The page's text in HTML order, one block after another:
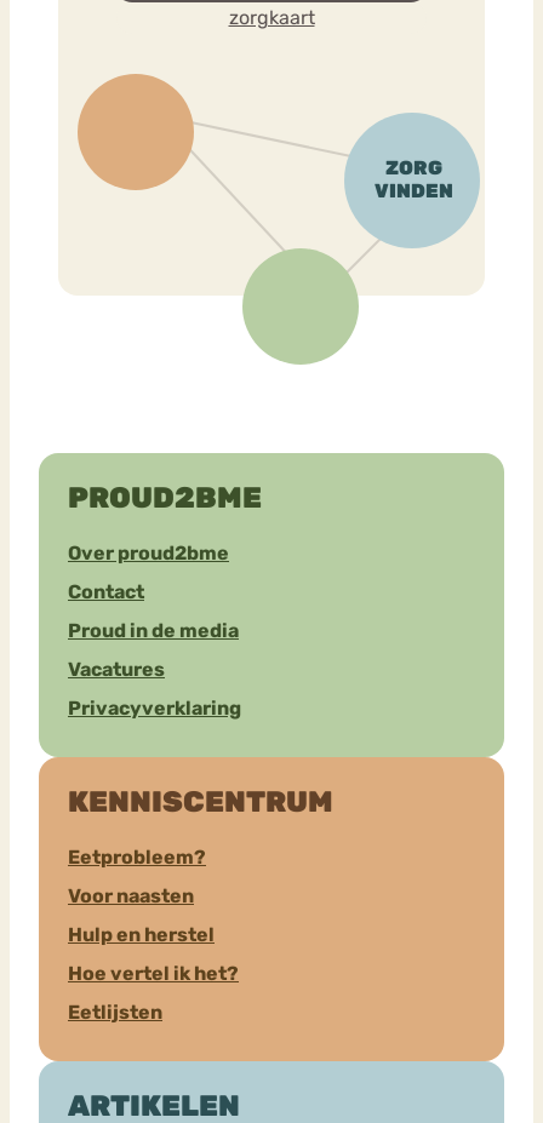
zorgkaart
PROUD2BME
Over proud2bme
Contact
Proud in de media
Vacatures
Privacyverklaring
KENNISCENTRUM
Eetprobleem?
Voor naasten
Hulp en herstel
Hoe vertel ik het?
Eetlijsten
ARTIKELEN